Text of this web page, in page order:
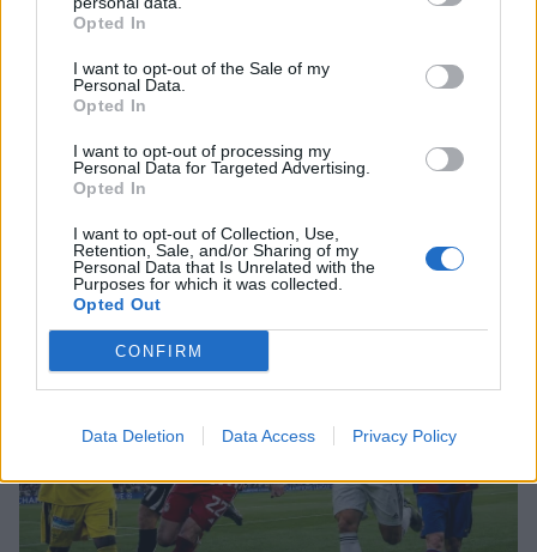
Opted In
I want to opt-out of the Sale of my
Personal Data.
Opted In
I want to opt-out of processing my
Personal Data for Targeted Advertising.
Opted In
I want to opt-out of Collection, Use,
Retention, Sale, and/or Sharing of my
Personal Data that Is Unrelated with the
Purposes for which it was collected.
Opted Out
CONFIRM
Data Deletion Data Access Privacy Policy
SHOWBIZ
Η άγνωστη ιστορία πίσω από την
τολμηρή σκηνή της Ζωής Λάσκαρη
και του Αλέκου Αλεξανδράκη
Δύο μαύρα πουκάμισα spoiler: Η
άφιξη της Μαρκέλλας φέρνει κι ένα
θαμμένο μυστικό από την Κρήτη
χρειάζεται σιωπή»
Τραγωδία στην Πάρο: Ο μπάρμαν του beach bar
βούτηξε για να σώσει τον 4χρονο που πνίγηκε στην
πισίνα